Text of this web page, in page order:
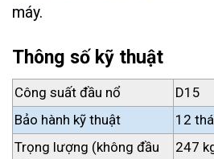
máy.
Thông số kỹ thuật
Công suất đầu nổ
D15
Bảo hành kỹ thuật
12
Trọng lượng (không đầu
247